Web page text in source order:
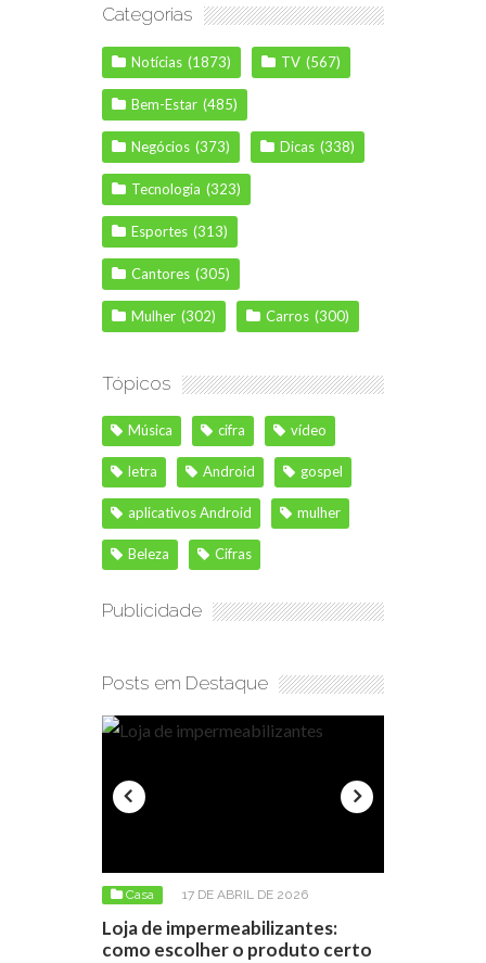
Categorias
Notícias (1873) TV (567)
Bem-Estar (485)
Negócios (373) Dicas (338)
Tecnologia (323)
Esportes (313)
Cantores (305)
Mulher (302) Carros (300)
Tópicos
Música cifra vídeo
letra Android gospel
aplicativos Android mulher
Beleza Cifras
Publicidade
Posts em Destaque
Casa 17 DE ABRIL DE 2026
Loja de impermeabilizantes:
como escolher o produto certo